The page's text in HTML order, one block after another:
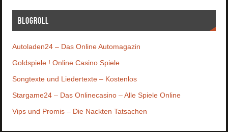
Blogroll
Autoladen24 – Das Online Automagazin
Goldspiele ! Online Casino Spiele
Songtexte und Liedertexte – Kostenlos
Stargame24 – Das Onlinecasino – Alle Spiele Online
Vips und Promis – Die Nackten Tatsachen